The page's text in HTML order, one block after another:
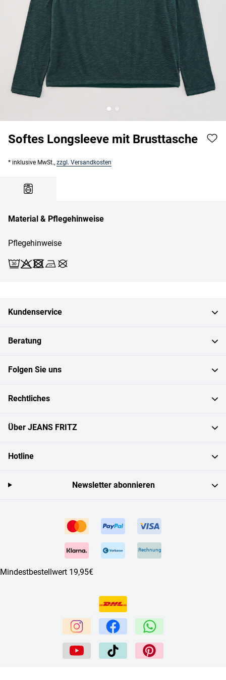
Softes Longsleeve mit Brusttasche
* inklusive MwSt., zzgl. Versandkosten
Material & Pflegehinweise
Pflegehinweise
Kundenservice
Beratung
Folgen Sie uns
Rechtliches
Über JEANS FRITZ
Hotline
Rechnung
Mindestbestellwert 19,95€
Newsletter abonnieren